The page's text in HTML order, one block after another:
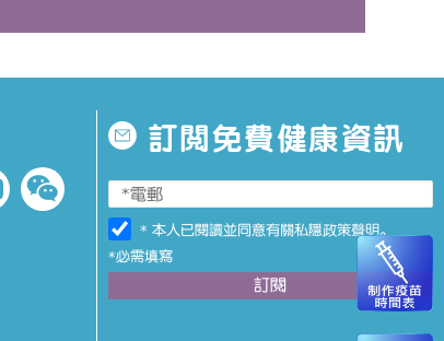
訂閱免費健康資訊
* 本人已閱讀並同意有關私隱政策聲明。
*必需填寫